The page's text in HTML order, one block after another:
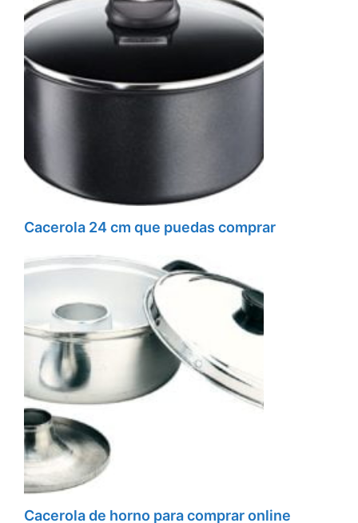
Cacerola 24 cm que puedas comprar
Cacerola de horno para comprar online